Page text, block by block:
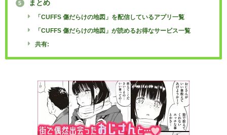
5 まとめ
「CUFFS 傷だらけの地図」を配信しているアプリ一覧
「CUFFS 傷だらけの地図」が読めるお得なサービス一覧
共有: